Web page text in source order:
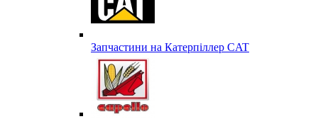
Запчастини на Катерпіллер CAT